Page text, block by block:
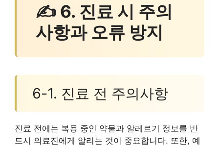
✍ 6. 진료 시 주의
사항과 오류 방지
6-1. 진료 전 주의사항
진료 전에는 복용 중인 약물과 알레르기 정보를 반
드시 의료진에게 알리는 것이 중요합니다. 또한, 예